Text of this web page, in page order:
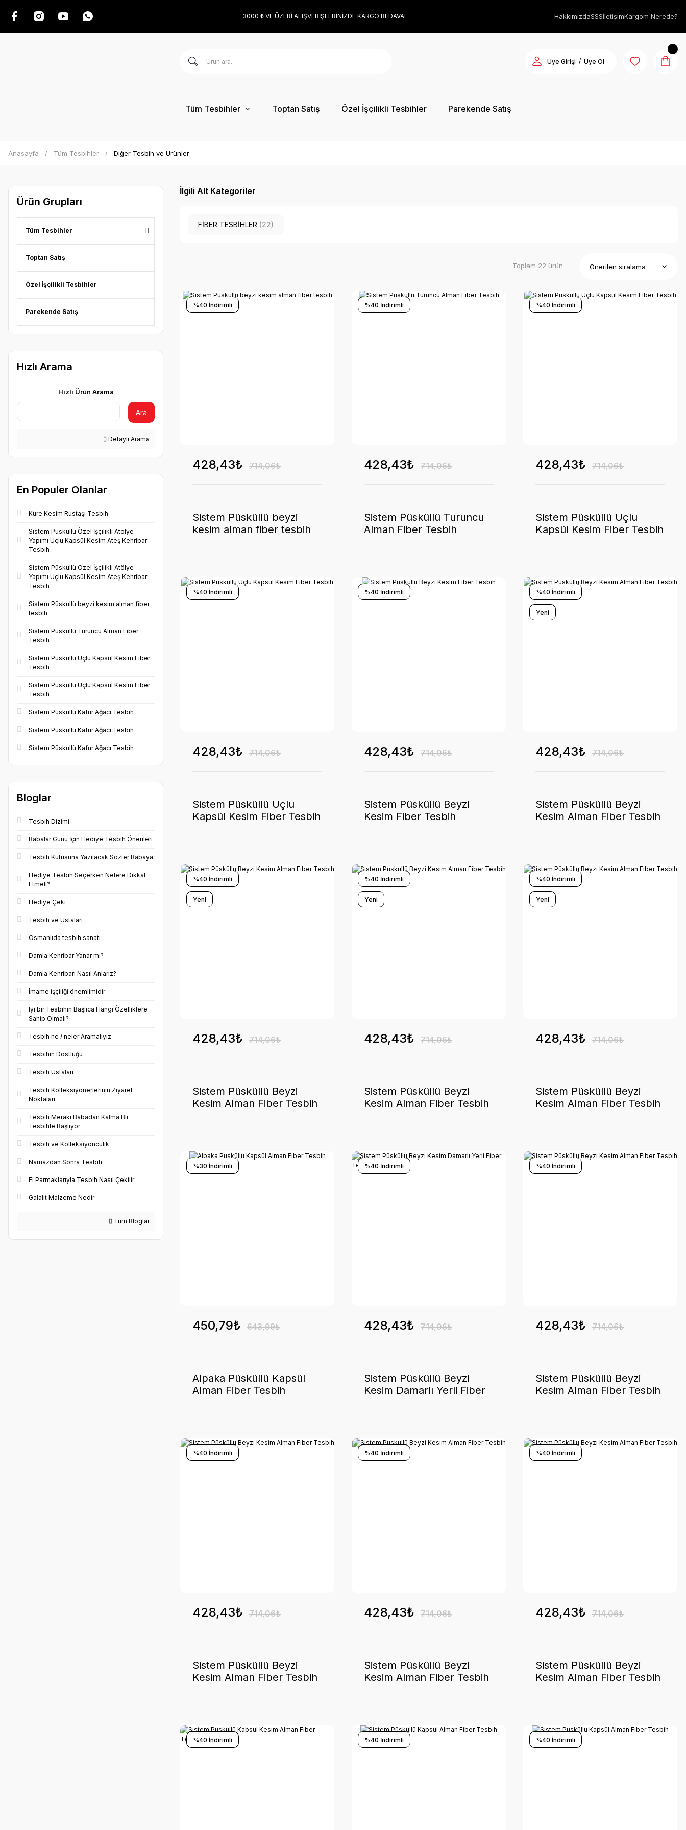
3000 ₺ VE ÜZERİ ALIŞVERİŞLERİNİZDE KARGO BEDAVA! HakkımızdaSSSİletişimKargom Nerede?
Üye Girişi / Üye Ol
Tüm Tesbihler Toptan Satış Özel İşçilikli Tesbihler Parekende Satış
Anasayfa Tüm Tesbihler Diğer Tesbih ve Ürünler
Ürün Grupları
Tüm Tesbihler
Toptan Satış
Özel İşçilikli Tesbihler
Parekende Satış
Hızlı Arama
Hızlı Ürün Arama
Ara
Detaylı Arama
En Populer Olanlar
Küre Kesim Rustaşı Tesbih
Sistem Püsküllü Özel İşçilikli Atölye
Yapımı Uçlu Kapsül Kesim Ateş Kehribar
Tesbih
Sistem Püsküllü Özel İşçilikli Atölye
Yapımı Uçlu Kapsül Kesim Ateş Kehribar
Tesbih
Sistem Püsküllü beyzi kesim alman fiber
tesbih
Sistem Püsküllü Turuncu Alman Fiber
Tesbih
Sistem Püsküllü Uçlu Kapsül Kesim Fiber
Tesbih
Sistem Püsküllü Uçlu Kapsül Kesim Fiber
Tesbih
Sistem Püsküllü Kafur Ağacı Tesbih
Sistem Püsküllü Kafur Ağacı Tesbih
Sistem Püsküllü Kafur Ağacı Tesbih
Bloglar
Tesbih Dizimi
Babalar Günü İçin Hediye Tesbih Önerileri
Tesbih Kutusuna Yazılacak Sözler Babaya
Hediye Tesbih Seçerken Nelere Dikkat
Etmeli?
Hediye Çeki
Tesbih ve Ustaları
Osmanlıda tesbih sanatı
Damla Kehribar Yanar mı?
Damla Kehribarı Nasıl Anlarız?
İmame işçiliği önemlimidir
İyi bir Tesbihin Başlıca Hangi Özelliklere
Sahip Olmalı?
Tesbih ne / neler Aramalıyız
Tesbihin Dostluğu
Tesbih Ustaları
Tesbih Kolleksiyonerlerinin Ziyaret
Noktaları
Tesbih Merakı Babadan Kalma Bir
Tesbihle Başlıyor
Tesbih ve Kolleksiyonculık
Namazdan Sonra Tesbih
El Parmaklarıyla Tesbih Nasıl Çekilir
Galalit Malzeme Nedir
Tüm Bloglar
İlgili Alt Kategoriler
FİBER TESBİHLER (22)
Toplam 22 ürün
%40 İndirimli
428,43₺ 714,06₺
Sistem Püsküllü beyzi
kesim alman fiber tesbih
%40 İndirimli
428,43₺ 714,06₺
Sistem Püsküllü Turuncu
Alman Fiber Tesbih
%40 İndirimli
428,43₺ 714,06₺
Sistem Püsküllü Uçlu
Kapsül Kesim Fiber Tesbih
%40 İndirimli
428,43₺ 714,06₺
Sistem Püsküllü Uçlu
Kapsül Kesim Fiber Tesbih
%40 İndirimli
428,43₺ 714,06₺
Sistem Püsküllü Beyzi
Kesim Fiber Tesbih
%40 İndirimli
Yeni
428,43₺ 714,06₺
Sistem Püsküllü Beyzi
Kesim Alman Fiber Tesbih
%40 İndirimli
Yeni
428,43₺ 714,06₺
Sistem Püsküllü Beyzi
Kesim Alman Fiber Tesbih
%40 İndirimli
Yeni
428,43₺ 714,06₺
Sistem Püsküllü Beyzi
Kesim Alman Fiber Tesbih
%40 İndirimli
Yeni
428,43₺ 714,06₺
Sistem Püsküllü Beyzi
Kesim Alman Fiber Tesbih
%30 İndirimli
450,79₺ 643,99₺
Alpaka Püsküllü Kapsül
Alman Fiber Tesbih
%40 İndirimli
428,43₺ 714,06₺
Sistem Püsküllü Beyzi
Kesim Damarlı Yerli Fiber
%40 İndirimli
428,43₺ 714,06₺
Sistem Püsküllü Beyzi
Kesim Alman Fiber Tesbih
%40 İndirimli
428,43₺ 714,06₺
Sistem Püsküllü Beyzi
Kesim Alman Fiber Tesbih
%40 İndirimli
428,43₺ 714,06₺
Sistem Püsküllü Beyzi
Kesim Alman Fiber Tesbih
%40 İndirimli
428,43₺ 714,06₺
Sistem Püsküllü Beyzi
Kesim Alman Fiber Tesbih
%40 İndirimli %40 İndirimli %40 İndirimli